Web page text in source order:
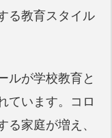
る教育スタイル
ルが学校教育と
ています。コロ
家庭が増え、